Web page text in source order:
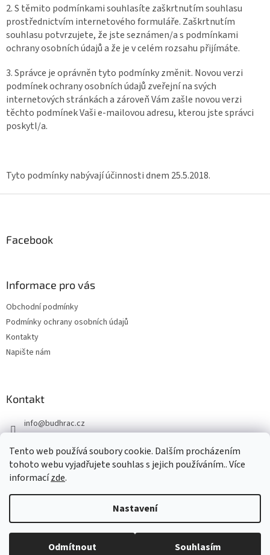
Tento web používá soubory cookie. Dalším procházením
tohoto webu vyjadřujete souhlas s jejich používáním.. Více
informacízde.
Nastavení
Odmítnout Souhlasím
2. S těmito podmínkami souhlasíte zaškrtnutím souhlasu
prostřednictvím internetového formuláře. Zaškrtnutím
souhlasu potvrzujete, že jste seznámen/a s podmínkami
ochrany osobních údajů a že je v celém rozsahu přijímáte.
3. Správce je oprávněn tyto podmínky změnit. Novou verzi
podmínek ochrany osobních údajů zveřejní na svých
internetových stránkách a zároveň Vám zašle novou verzi
těchto podmínek Vaši e-mailovou adresu, kterou jste správci
poskytl/a.
Tyto podmínky nabývají účinnosti dnem 25.5.2018.
Facebook
Informace pro vás
Obchodní podmínky
Podmínky ochrany osobních údajů
Kontakty
Napište nám
Kontakt
info@budhrac.cz
Jsme i na Facebooku
Vytvořil Shoptet
Copyright 2026Buď HRÁČ . Všechna práva vyhrazena.